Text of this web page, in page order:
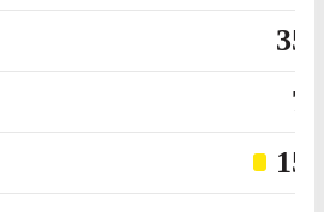
35
7
15